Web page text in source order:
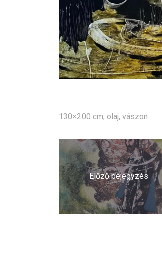
130×200 cm, olaj, vászon
Bejegyzés
navigáció
Előző bejegyzés